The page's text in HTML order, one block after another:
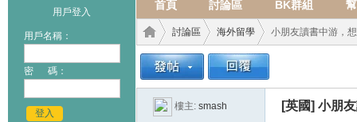
用戶登入
用戶名稱：
密 碼：
登入
首頁 討論區 BK群組
教育›
討論區 海外留學 小朋友讀書中游，
樓主: smash [英國] 小朋